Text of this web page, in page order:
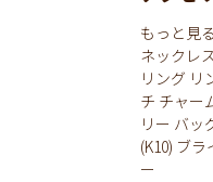
もっと見る
ネックレ
リング リ
チ チャー
リー バッ
(K10) ブラ
ー